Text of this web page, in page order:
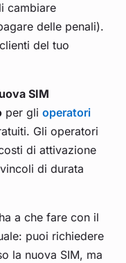
cambiare
delle penali).
del tuo
SIM
per glioperatori
Gli operatori
di attivazione
di durata
a che fare con il
puoi richiedere
la nuova SIM, ma